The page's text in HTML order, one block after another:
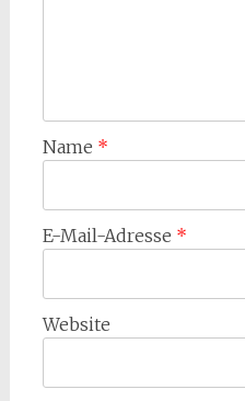
Name *
E-Mail-Adresse *
Website